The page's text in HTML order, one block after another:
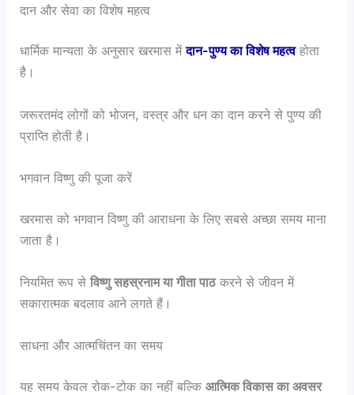
दान और सेवा का विशेष महत्व
धार्मिक मान्यता के अनुसार खरमास मेंदान-पुण्य का विशेष महत्वहोता
है।
जरूरतमंद लोगों को भोजन, वस्त्र और धन का दान करने से पुण्य की
प्राप्ति होती है।
भगवान विष्णु की पूजा करें
खरमास को भगवान विष्णु की आराधना के लिए सबसे अच्छा समय माना
जाता है।
नियमित रूप सेविष्णु सहस्रनाम या गीता पाठकरने से जीवन में
सकारात्मक बदलाव आने लगते हैं।
साधना और आत्मचिंतन का समय
यह समय केवल रोक-टोक का नहीं बल्किआत्मिक विकास का अवसर